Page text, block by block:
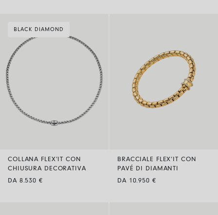
BLACK DIAMOND
COLLANA FLEX’IT CON
CHIUSURA DECORATIVA
DA 8.530 €
BRACCIALE FLEX’IT CON
PAVÉ DI DIAMANTI
DA 10.950 €